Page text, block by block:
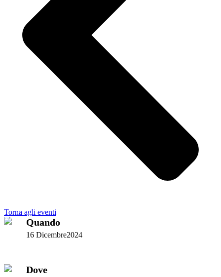
Torna agli eventi
Quando
16 Dicembre2024
Dove